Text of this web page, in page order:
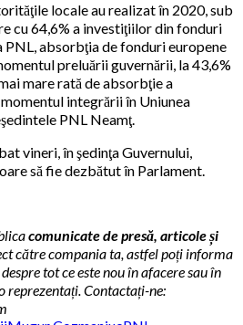
locale au realizat în 2020, sub
cu 64,6% a investiţiilor din fonduri
PNL, absorbţia de fonduri europene
preluării guvernării, la 43,6%
mare rată de absorbţie a
integrării în Uniunea
PNL Neamţ.
vineri, în şedinţa Guvernului,
să fie dezbătut în Parlament.
comunicate de presă, articole și
către compania ta, astfel poți informa
tot ce este nou în afacere sau în
reprezentați. Contactați-ne: